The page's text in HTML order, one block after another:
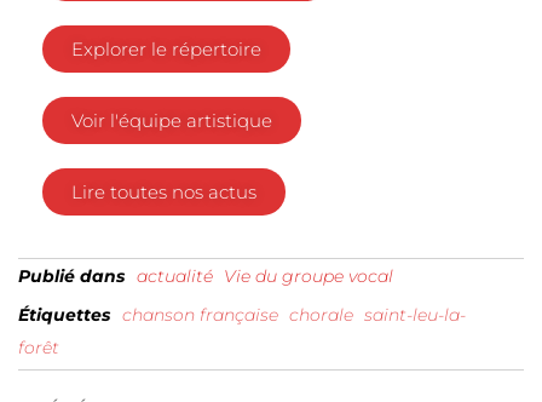
Explorer le répertoire
Voir l'équipe artistique
Lire toutes nos actus
Publié dans actualité Vie du groupe vocal
Étiquettes chanson française chorale saint-leu-la-
forêt